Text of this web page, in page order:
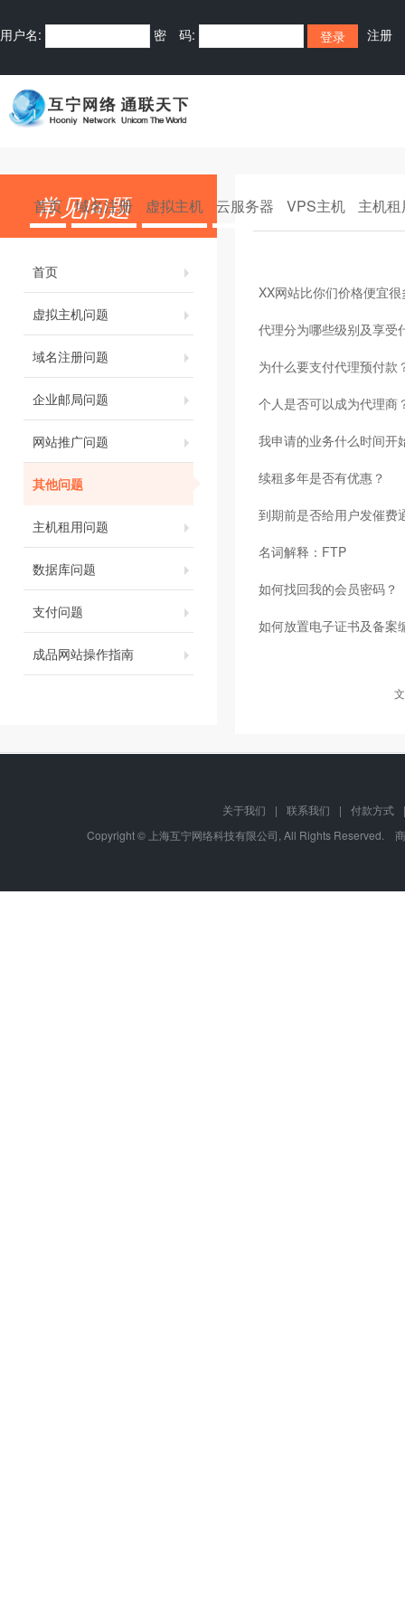
用户名: 密 码: 注册
首页 域名注册 虚拟主机 云服务器 VPS主机 主机
常见问题
首页
虚拟主机问题
域名注册问题
企业邮局问题
网站推广问题
其他问题
主机租用问题
数据库问题
支付问题
成品网站操作指南
XX网站比你们价格便宜很
代理分为哪些级别及享受
为什么要支付代理预付款
个人是否可以成为代理商
我申请的业务什么时间开
续租多年是否有优惠？
到期前是否给用户发催费
名词解释：FTP
如何找回我的会员密码？
如何放置电子证书及备案
关于我们 | 联系我们 | 付款方式
|
Copyright © 上海互宁网络科技有限公司, All Rights Reserved.